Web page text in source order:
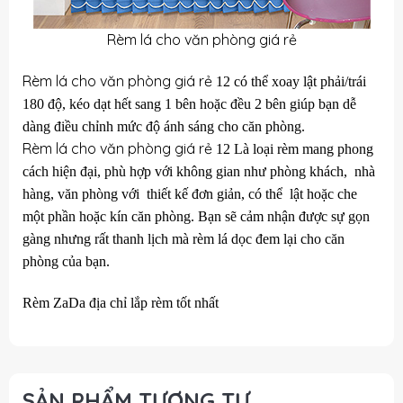
Rèm lá cho văn phòng giá rẻ
Rèm lá cho văn phòng giá rẻ12 có thể xoay lật phải/trái
180 độ, kéo dạt hết sang 1 bên hoặc đều 2 bên giúp bạn dễ
dàng điều chỉnh mức độ ánh sáng cho căn phòng.
Rèm lá cho văn phòng giá rẻ12 Là loại rèm mang phong
cách hiện đại, phù hợp với không gian như phòng khách, nhà
hàng, văn phòng với thiết kế đơn giản, có thể lật hoặc che
một phần hoặc kín căn phòng. Bạn sẽ cảm nhận được sự gọn
gàng nhưng rất thanh lịch mà rèm lá dọc đem lại cho căn
phòng của bạn.
Rèm ZaDa địa chỉ lắp rèm tốt nhất